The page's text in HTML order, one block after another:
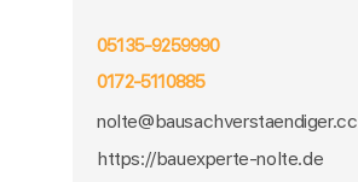
05135-9259990
0172-5110885
nolte@bausachverstaendiger.cc
https://bauexperte-nolte.de